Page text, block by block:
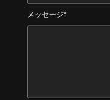
メッセージ*